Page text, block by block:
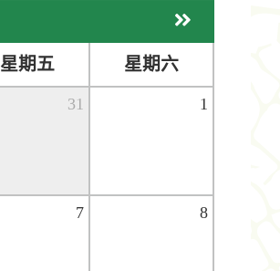
星期五 星期六
31 1
7 8